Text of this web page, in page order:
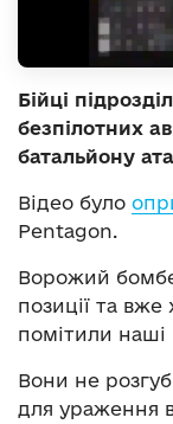
Бійці
безпілотних
батальйону
Відео було
Pentagon.
Ворожий
позиції та вже
помітили наші
Вони не
для ураження